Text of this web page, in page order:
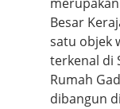
Besar
satu objek
terkenal di
Rumah
dibangun